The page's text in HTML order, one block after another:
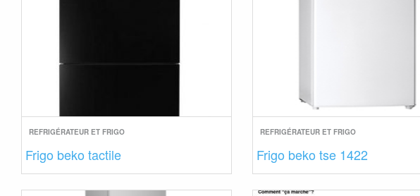
REFRIGÉRATEUR ET FRIGO
Frigo beko tactile
REFRIGÉRATEUR ET FRIGO
Frigo beko tse 1422